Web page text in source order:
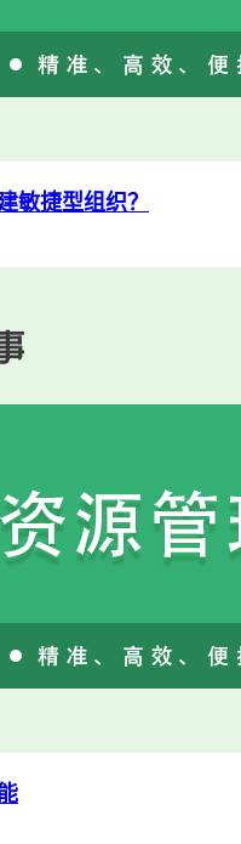
敏捷型组织？